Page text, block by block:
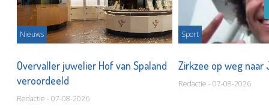
Nieuws
Overvaller juwelier Hof van Spaland
veroordeeld
Redactie - 07-08-2026
Sport
Zirkzee op weg
Redactie - 07-08-2026